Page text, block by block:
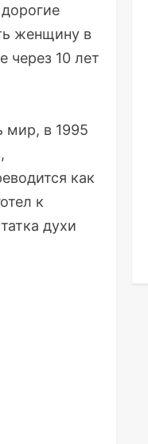
женщину в
10 лет
мир, в 1995
как
к
духи